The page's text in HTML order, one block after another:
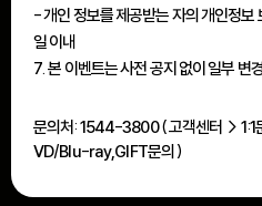
- 개인 정보를 제공받는 자의 개인정보
일 이내
7. 본 이벤트는 사전 공지 없이 일부 변
문의처: 1544-3800 ( 고객센터 >
VD/Blu-ray,GIFT문의 )